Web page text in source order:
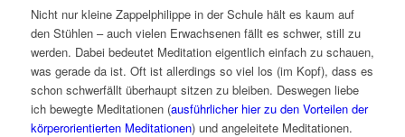
Nicht nur kleine Zappelphilippe in der Schule hält es kaum auf
den Stühlen – auch vielen Erwachsenen fällt es schwer, still zu
werden. Dabei bedeutet Meditation eigentlich einfach zu schauen,
was gerade da ist. Oft ist allerdings so viel los (im Kopf), dass es
schon schwerfällt überhaupt sitzen zu bleiben. Deswegen liebe
ich bewegte Meditationen (ausführlicher hier zu den Vorteilen der
körperorientierten Meditationen) und angeleitete Meditationen.